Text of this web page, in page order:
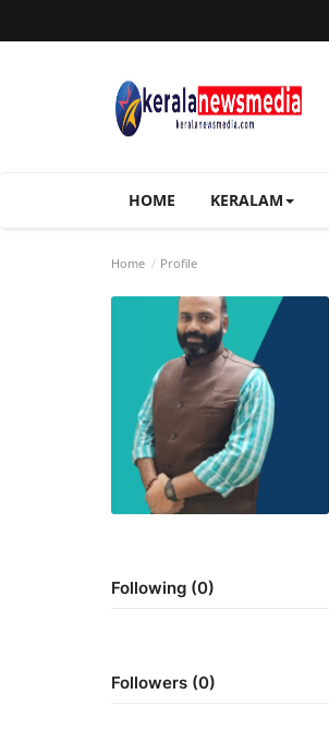
HOME KERALAM
Home Profile
Following (0)
Followers (0)